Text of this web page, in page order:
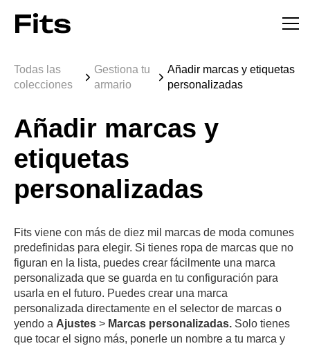
Todas las
colecciones
Gestiona tu
armario
Añadir marcas y etiquetas
personalizadas
Añadir marcas y
etiquetas
personalizadas
Fits viene con más de diez mil marcas de moda comunes
predefinidas para elegir. Si tienes ropa de marcas que no
figuran en la lista, puedes crear fácilmente una marca
personalizada que se guarda en tu configuración para
usarla en el futuro. Puedes crear una marca
personalizada directamente en el selector de marcas o
yendo a Ajustes > Marcas personalizadas. Solo tienes
que tocar el signo más, ponerle un nombre a tu marca y